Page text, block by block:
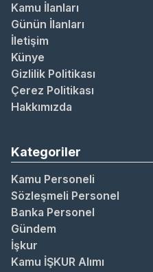
Kamu İlanları
Günün İlanları
İletişim
Künye
Gizlilik Politikası
Çerez Politikası
Hakkımızda
Kategoriler
Kamu Personeli
Sözleşmeli Personel
Banka Personel
Gündem
İşkur
Kamu İŞKUR Alımı